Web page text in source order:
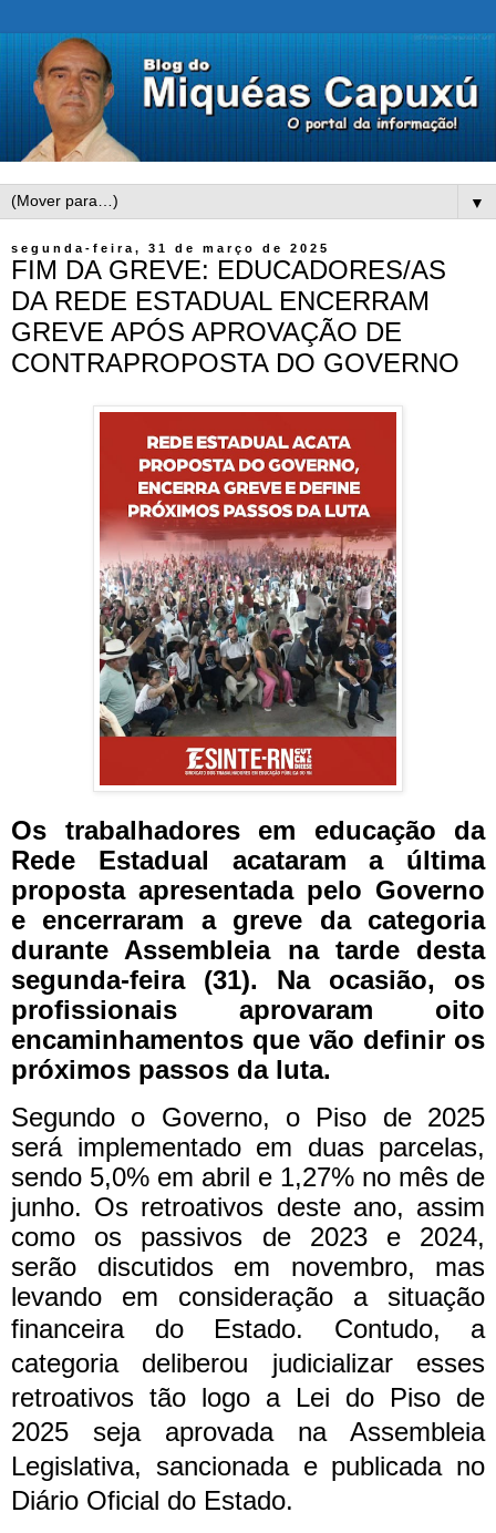
▼
segunda-feira, 31 de março de 2025
FIM DA GREVE: EDUCADORES/AS
DA REDE ESTADUAL ENCERRAM
GREVE APÓS APROVAÇÃO DE
CONTRAPROPOSTA DO GOVERNO
Os trabalhadores em educação da
Rede Estadual acataram a última
proposta apresentada pelo Governo
e encerraram a greve da categoria
durante Assembleia na tarde desta
segunda-feira (31). Na ocasião, os
profissionais aprovaram oito
encaminhamentos que vão definir os
próximos passos da luta.
Segundo o Governo, o Piso de 2025
será implementado em duas parcelas,
sendo 5,0% em abril e 1,27% no mês de
junho. Os retroativos deste ano, assim
como os passivos de 2023 e 2024,
serão discutidos em novembro, mas
levando em consideração a situação
financeira do Estado. Contudo, a
categoria deliberou judicializar esses
retroativos tão logo a Lei do Piso de
2025 seja aprovada na Assembleia
Legislativa, sancionada e publicada no
Diário Oficial do Estado.